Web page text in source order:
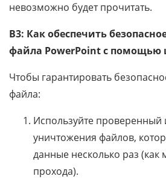
невозможно будет прочитать.
В3: Как обеспечить
файла PowerPoint с помощью
Чтобы гарантировать
файла:
Используйте проверенный
уничтожения файлов,
данные несколько раз
прохода).